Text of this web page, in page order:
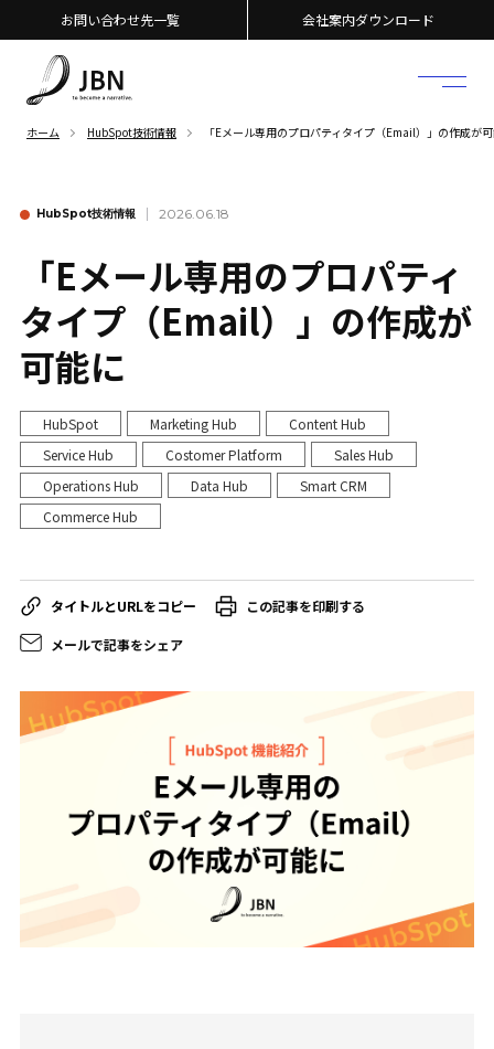
お問い合わせ先一覧 会社案内ダウンロード
ホーム HubSpot技術情報 「Eメール専用のプロパティタイプ（Email）」の作成が
HubSpot技術情報 2026.06.18
「Eメール専用のプロパティ
タイプ（Email）」の作成が
可能に
HubSpot Marketing Hub
Content Hub
Service Hub
Costomer Platform
Sales Hub
Operations Hub
Data Hub
Smart CRM
Commerce Hub
この記事を印刷する
メールで記事をシェア